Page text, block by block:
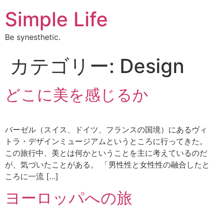
Simple Life
Be synesthetic.
カテゴリー: Design
どこに美を感じるか
バーゼル（スイス、ドイツ、フランスの国境）にあるヴィ
トラ・デザインミュージアムというところに行ってきた。
この旅行中、美とは何かということを主に考えているのだ
が、気づいたことがある。 「男性性と女性性の融合したと
ころに一流 […]
ヨーロッパへの旅